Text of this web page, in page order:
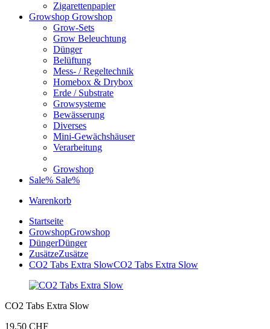
Zigarettenpapier
Growshop Growshop
Grow-Sets
Grow Beleuchtung
Dünger
Belüftung
Mess- / Regeltechnik
Homebox & Drybox
Erde / Substrate
Growsysteme
Bewässerung
Diverses
Mini-Gewächshäuser
Verarbeitung
Growshop
Sale% Sale%
Warenkorb
Startseite
GrowshopGrowshop
DüngerDünger
ZusätzeZusätze
CO2 Tabs Extra SlowCO2 Tabs Extra Slow
CO2 Tabs Extra Slow
19,50 CHF